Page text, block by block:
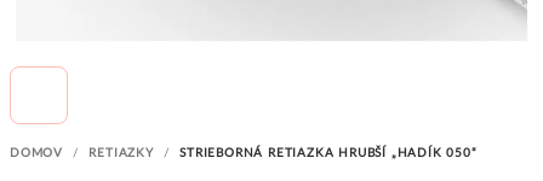
DOMOV / RETIAZKY / STRIEBORNÁ RETIAZKA HRUBŠÍ „HADÍK 050“